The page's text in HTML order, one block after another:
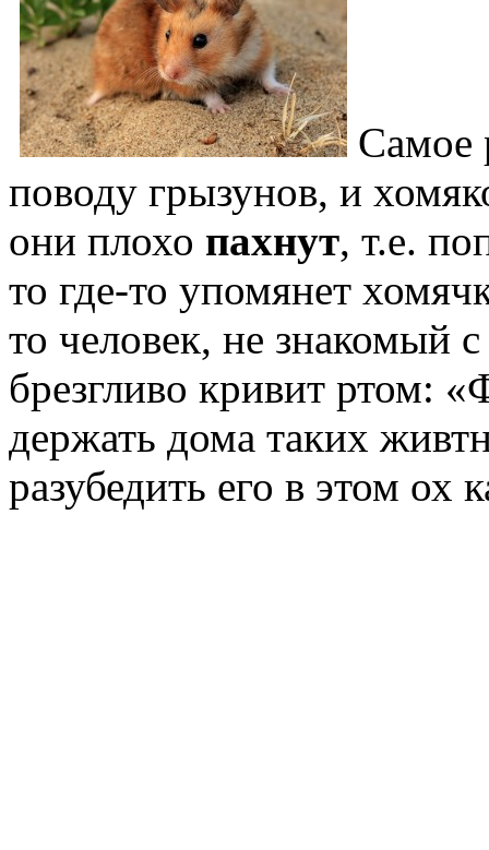
Самое
поводу грызунов, и
они плохо пахнут, т.е.
то где-то упомянет
то человек, не знакомый
брезгливо кривит ртом:
держать дома таких
разубедить его в этом ох